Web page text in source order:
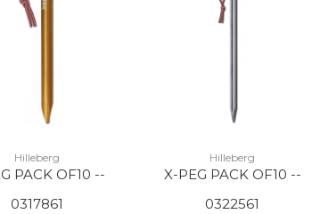
Hilleberg
PACK OF10 --
0317861
Hilleberg
X-PEG PACK OF10 --
0322561